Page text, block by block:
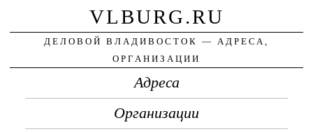
VLBURG.RU
ДЕЛОВОЙ ВЛАДИВОСТОК — АДРЕСА,
ОРГАНИЗАЦИИ
Адреса
Организации